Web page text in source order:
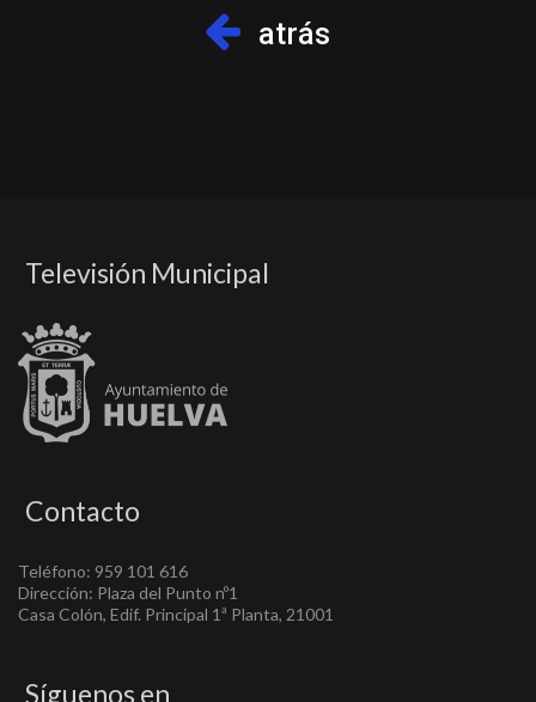
atrás
Televisión Municipal
Contacto
Teléfono: 959 101 616
Dirección: Plaza del Punto nº1
Casa Colón, Edif. Principal 1ª Planta, 21001
Síguenos en